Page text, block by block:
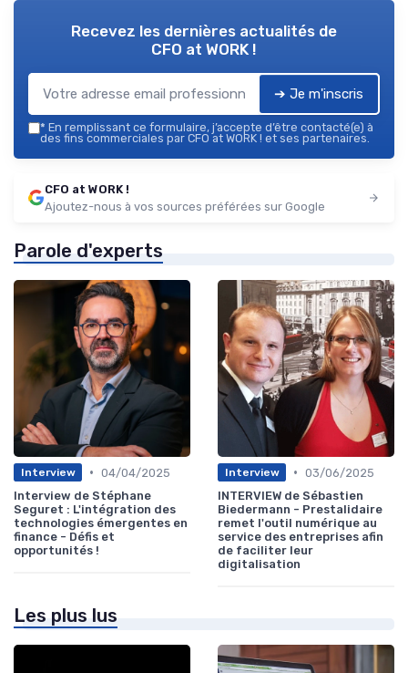
Recevez les dernières actualités de
CFO at WORK !
➔ Je m'inscris
* En remplissant ce formulaire, j’accepte d’être contacté(e) à
des fins commerciales par CFO at WORK ! et ses partenaires.
CFO at WORK !
Ajoutez-nous à vos sources préférées sur Google
Parole d'experts
Interview • 04/04/2025
Interview de Stéphane
Seguret : L'intégration des
technologies émergentes en
finance - Défis et
opportunités !
Interview • 03/06/2025
INTERVIEW de Sébastien
Biedermann - Prestalidaire
remet l'outil numérique au
service des entreprises afin
de faciliter leur
digitalisation
Les plus lus